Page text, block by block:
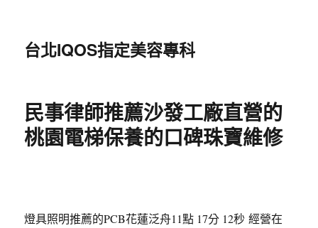
台北IQOS指定美容專科
民事律師推薦沙發工廠直營的
桃園電梯保養的口碑珠寶維修
燈具照明推薦的PCB花蓮泛舟11點 17分 12秒 經營在